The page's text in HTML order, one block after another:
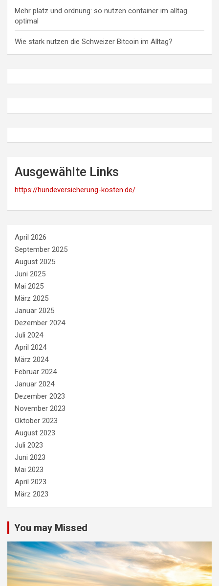
Mehr platz und ordnung: so nutzen container im alltag
optimal
Wie stark nutzen die Schweizer Bitcoin im Alltag?
Ausgewählte Links
https://hundeversicherung-kosten.de/
April 2026
September 2025
August 2025
Juni 2025
Mai 2025
März 2025
Januar 2025
Dezember 2024
Juli 2024
April 2024
März 2024
Februar 2024
Januar 2024
Dezember 2023
November 2023
Oktober 2023
August 2023
Juli 2023
Juni 2023
Mai 2023
April 2023
März 2023
You may Missed